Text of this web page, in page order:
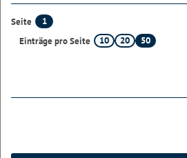
Seite
1
Einträge pro Seite
10 20 50